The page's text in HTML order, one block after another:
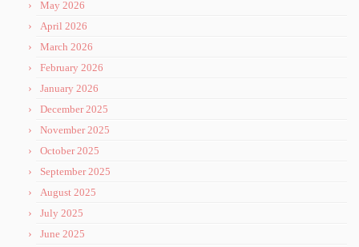
May 2026
April 2026
March 2026
February 2026
January 2026
December 2025
November 2025
October 2025
September 2025
August 2025
July 2025
June 2025